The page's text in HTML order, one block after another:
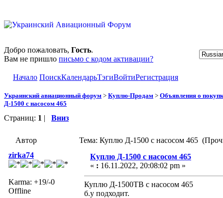
Добро пожаловать, Гость.
Вам не пришло письмо с кодом активации?
Начало ПоискКалендарьТэгиВойтиРегистрация
Украинский авиационный форум > Куплю-Продам > Объявления о
Д-1500 с насосом 465
Страниц: 1 | Вниз
Автор
Тема: Куплю Д-1500 с насосом 465
zirka74
Karma: +19/-0
Offline
Куплю Д-1500 с насосом 465
« : 16.11.2022, 20:08:02 pm »
Куплю Д-1500ТВ с насосом 465
б.у подходит.